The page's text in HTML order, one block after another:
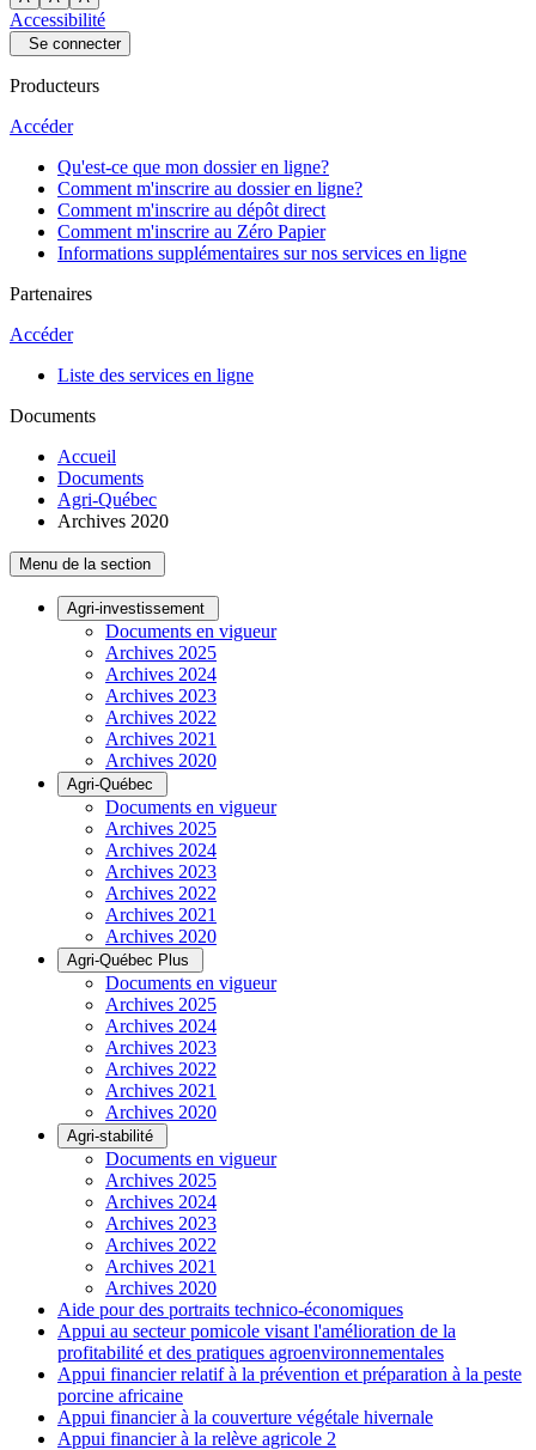
Accessibilité
Se connecter
Producteurs
Accéder
Qu'est-ce que mon dossier en ligne?
Comment m'inscrire au dossier en ligne?
Comment m'inscrire au dépôt direct
Comment m'inscrire au Zéro Papier
Informations supplémentaires sur nos services en ligne
Partenaires
Accéder
Liste des services en ligne
Documents
Accueil
Documents
Agri-Québec
Archives 2020
Menu de la section
Agri-investissement
Documents en vigueur
Archives 2025
Archives 2024
Archives 2023
Archives 2022
Archives 2021
Archives 2020
Agri-Québec
Documents en vigueur
Archives 2025
Archives 2024
Archives 2023
Archives 2022
Archives 2021
Archives 2020
Agri-Québec Plus
Documents en vigueur
Archives 2025
Archives 2024
Archives 2023
Archives 2022
Archives 2021
Archives 2020
Agri-stabilité
Documents en vigueur
Archives 2025
Archives 2024
Archives 2023
Archives 2022
Archives 2021
Archives 2020
Aide pour des portraits technico-économiques
Appui au secteur pomicole visant l'amélioration de la
profitabilité et des pratiques agroenvironnementales
Appui financier relatif à la prévention et préparation à la peste
porcine africaine
Appui financier à la couverture végétale hivernale
Appui financier à la relève agricole 2